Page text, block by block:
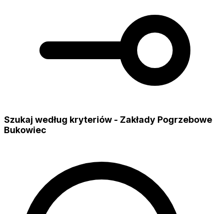
Szukaj według kryteriów - Zakłady Pogrzebowe
Bukowiec